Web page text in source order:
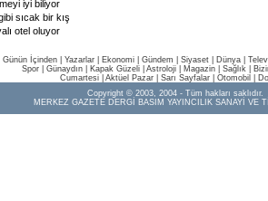
iyi biliyor
sıcak bir kış
otel oluyor
Günün İçinden Yazarlar Ekonomi Gündem Siyaset Dünya |
Spor
Günaydın Kapak Güzeli Astroloji Magazin Sağlık
Cumartesi| Aktüel Pazar| Sarı Sayfalar| Otomobil
Copyright © 2003, 2004 - Tüm hakları saklıdır.
MERKEZ GAZETE DERGİ BASIM YAYINCILIK SANAYİ VE